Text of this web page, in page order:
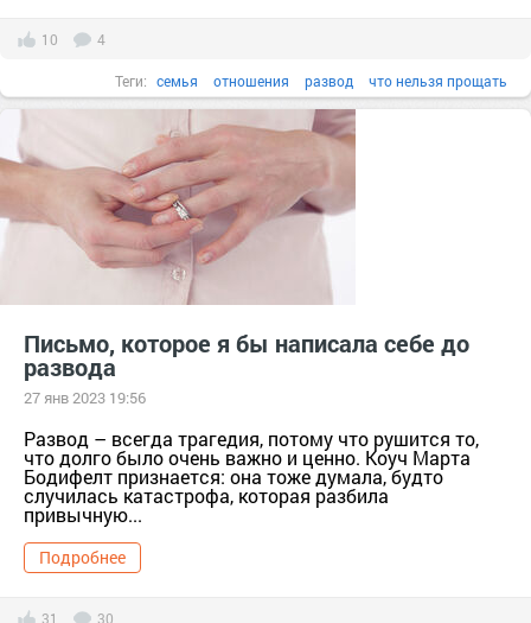
10 4
Теги: семья отношения развод что нельзя прощать
Письмо, которое я бы написала себе до
развода
27 янв 2023 19:56
Развод – всегда трагедия, потому что рушится то,
что долго было очень важно и ценно. Коуч Марта
Бодифелт признается: она тоже думала, будто
случилась катастрофа, которая разбила
привычную...
Подробнее
31 30